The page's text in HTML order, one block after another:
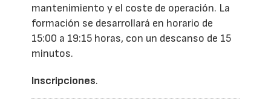
mantenimiento y el coste de operación. La
formación se desarrollará en horario de
15:00 a 19:15 horas, con un descanso de 15
minutos.
Inscripciones.